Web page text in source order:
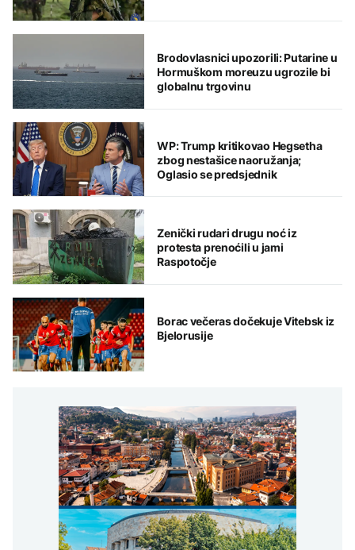
Brodovlasnici upozorili: Putarine u
Hormuškom moreuzu ugrozile bi
globalnu trgovinu
WP: Trump kritikovao Hegsetha
zbog nestašice naoružanja;
Oglasio se predsjednik
Zenički rudari drugu noć iz
protesta prenoćili u jami
Raspotočje
Borac večeras dočekuje Vitebsk iz
Bjelorusije